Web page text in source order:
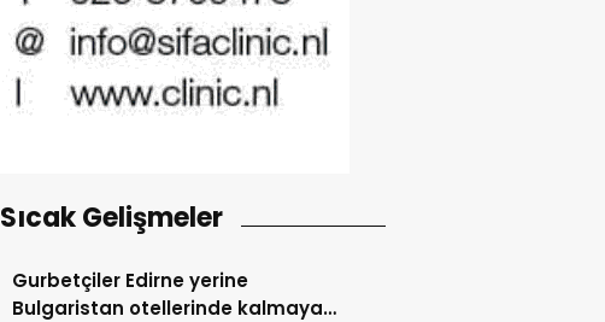
Sıcak Gelişmeler
Gurbetçiler Edirne yerine
Bulgaristan otellerinde kalmaya